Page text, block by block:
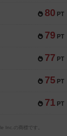
80 PT
79 PT
77 PT
75 PT
71 PT
Inc.の商標です。